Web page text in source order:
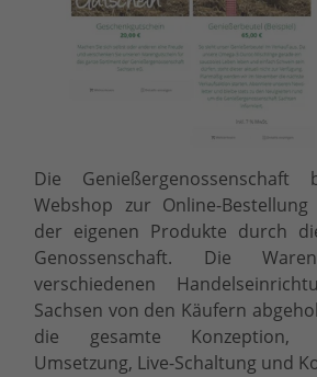
Die Genießergenossenschaft
Webshop zur Online-
der eigenen Produkte durch
Genossenschaft. Die
verschiedenen
Sachsen von den Käufern
die gesamte Konzeption,
Umsetzung, Live-Schaltung und